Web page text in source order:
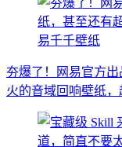
夯爆了！网易官方
火的音域回响壁纸